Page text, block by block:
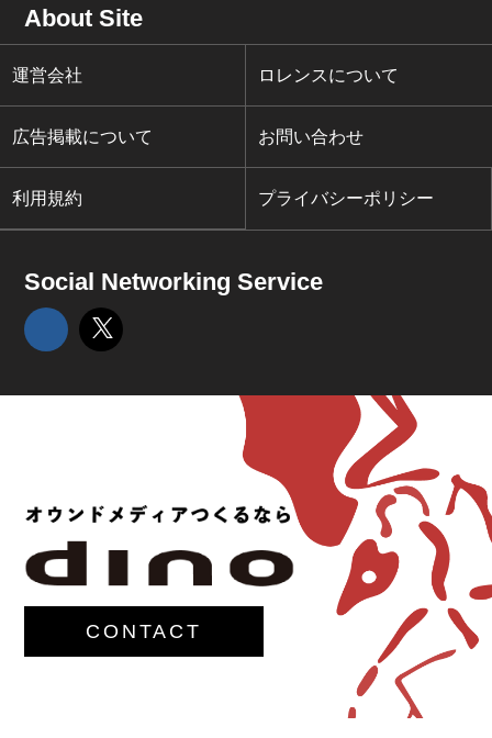
About Site
運営会社 ロレンスについて
広告掲載について お問い合わせ
利用規約 プライバシーポリシー
Social Networking Service
CONTACT